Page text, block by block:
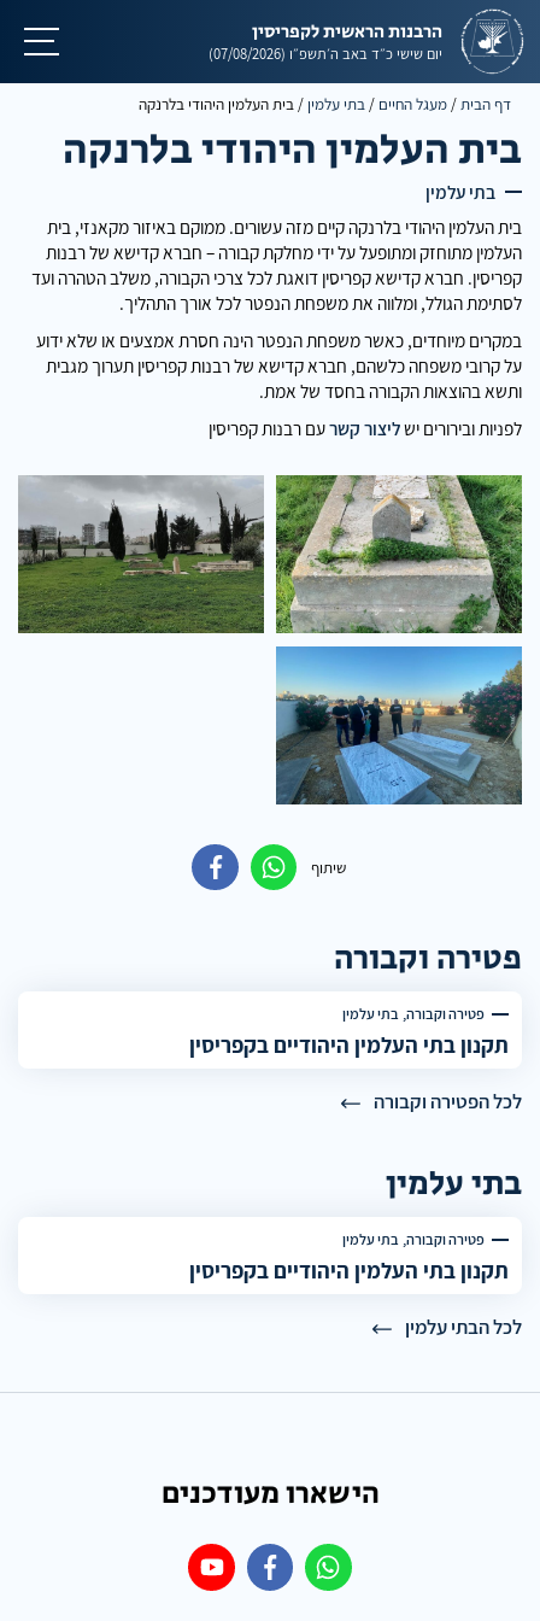
הרבנות הראשית לקפריסין
יום שישיכ״ד באב ה׳תשפ״ו (07/08/2026) תפריט
דף הבית/מעגל החיים /בתי עלמין /בית העלמין היהודי בלרנקה
בית העלמין היהודי בלרנקה
בתי עלמין
בית העלמין היהודי בלרנקה קיים מזה עשורים. ממוקם באיזור מקאנזי, בית
העלמין מתוחזק ומתופעל על ידי מחלקת קבורה – חברא קדישא של רבנות
קפריסין. חברא קדישא קפריסין דואגת לכל צרכי הקבורה, משלב הטהרה ועד
לסתימת הגולל, ומלווה את משפחת הנפטר לכל אורך התהליך.
במקרים מיוחדים, כאשר משפחת הנפטר הינה חסרת אמצעים או שלא ידוע
על קרובי משפחה כלשהם, חברא קדישא של רבנות קפריסין תערוך מגבית
ותשא בהוצאות הקבורה בחסד של אמת.
לפניות ובירורים ישליצור קשרעם רבנות קפריסין
שיתוף
פטירה וקבורה
פטירה וקבורה בתי עלמין
תקנון בתי העלמין היהודיים בקפריסין
לכל הפטירה וקבורה
בתי עלמין
פטירה וקבורה בתי עלמין
תקנון בתי העלמין היהודיים בקפריסין
לכל הבתי עלמין
הישארו מעודכנים